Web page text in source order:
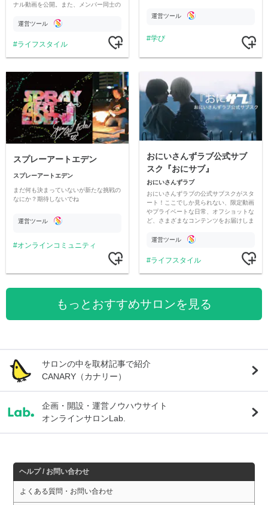
ナル動画を公開。また、メンバー同士の
ただいています。
運営ツール
ライフスタイル
す運営ツール
学び
スプレーアートエデン
スプレーアートエデン
まだ何も決まっていないが新たな挑戦の
なにか？期待しないでね
運営ツール
オンラインコミュニティ
おにいさんずラブ公式サブ
スク『おにサブ』
おにいさんずラブ
おにいさんずラブの公式サブスクがスタ
ート！ここでしか見られない、限定動画
やプライベートな日常、オフショットな
ど、さまざまなコンテンツをお届けしま
運営ツール
ライフスタイル
もっとおすすめサロンを見る
サロンの中を取材記事で紹介
CANARY（カナリー）
企画・開設・運営ノウハウサイト
オンラインサロンLab.
ヘルプ / お問い合わせ
よくある質問・お問い合わせ